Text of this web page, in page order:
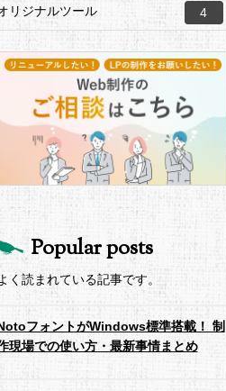
リジナルツール 4
Popular posts
く読まれている記事です。
フォントがWindows標準搭載！ 制
現場での使い方・最新事情まとめ